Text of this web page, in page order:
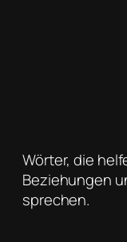
Wörter, die
Beziehungen
sprechen.